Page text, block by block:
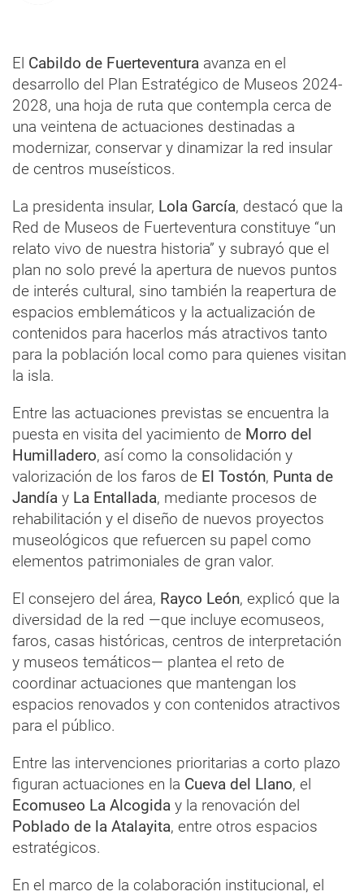
El Cabildo de Fuerteventura avanza en el
desarrollo del Plan Estratégico de Museos 2024-
2028, una hoja de ruta que contempla cerca de
una veintena de actuaciones destinadas a
modernizar, conservar y dinamizar la red insular
de centros museísticos.
La presidenta insular, Lola García, destacó que la
Red de Museos de Fuerteventura constituye “un
relato vivo de nuestra historia” y subrayó que el
plan no solo prevé la apertura de nuevos puntos
de interés cultural, sino también la reapertura de
espacios emblemáticos y la actualización de
contenidos para hacerlos más atractivos tanto
para la población local como para quienes visitan
la isla.
Entre las actuaciones previstas se encuentra la
puesta en visita del yacimiento de Morro del
Humilladero, así como la consolidación y
valorización de los faros de El Tostón, Punta de
Jandía y La Entallada, mediante procesos de
rehabilitación y el diseño de nuevos proyectos
museológicos que refuercen su papel como
elementos patrimoniales de gran valor.
El consejero del área, Rayco León, explicó que la
diversidad de la red —que incluye ecomuseos,
faros, casas históricas, centros de interpretación
y museos temáticos— plantea el reto de
coordinar actuaciones que mantengan los
espacios renovados y con contenidos atractivos
para el público.
Entre las intervenciones prioritarias a corto plazo
figuran actuaciones en la Cueva del Llano, el
Ecomuseo La Alcogida y la renovación del
Poblado de la Atalayita, entre otros espacios
estratégicos.
En el marco de la colaboración institucional, el